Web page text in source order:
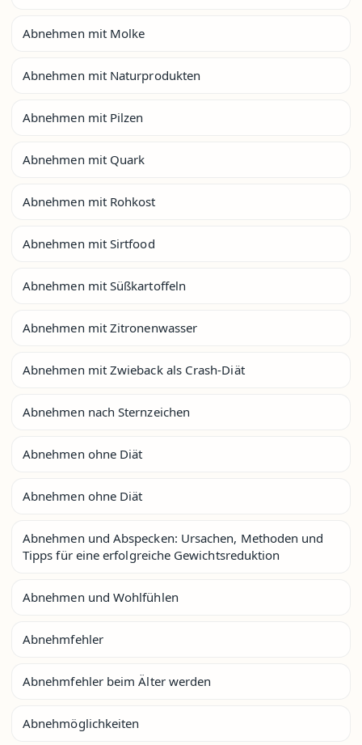
Abnehmen mit Molke
Abnehmen mit Naturprodukten
Abnehmen mit Pilzen
Abnehmen mit Quark
Abnehmen mit Rohkost
Abnehmen mit Sirtfood
Abnehmen mit Süßkartoffeln
Abnehmen mit Zitronenwasser
Abnehmen mit Zwieback als Crash-Diät
Abnehmen nach Sternzeichen
Abnehmen ohne Diät
Abnehmen ohne Diät
Abnehmen und Abspecken: Ursachen, Methoden und
Tipps für eine erfolgreiche Gewichtsreduktion
Abnehmen und Wohlfühlen
Abnehmfehler
Abnehmfehler beim Älter werden
Abnehmöglichkeiten